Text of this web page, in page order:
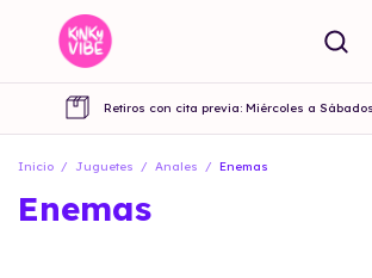
Retiros con cita previa: Miércoles a
Inicio / Juguetes / Anales / Enemas
Enemas